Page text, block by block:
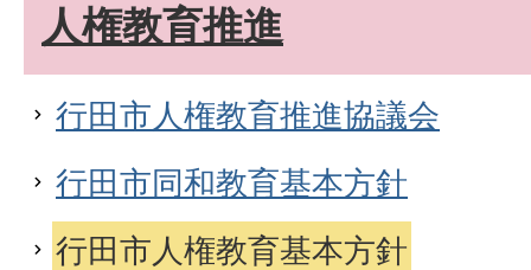
人権教育推進
行田市人権教育推進協議会
行田市同和教育基本方針
行田市人権教育基本方針